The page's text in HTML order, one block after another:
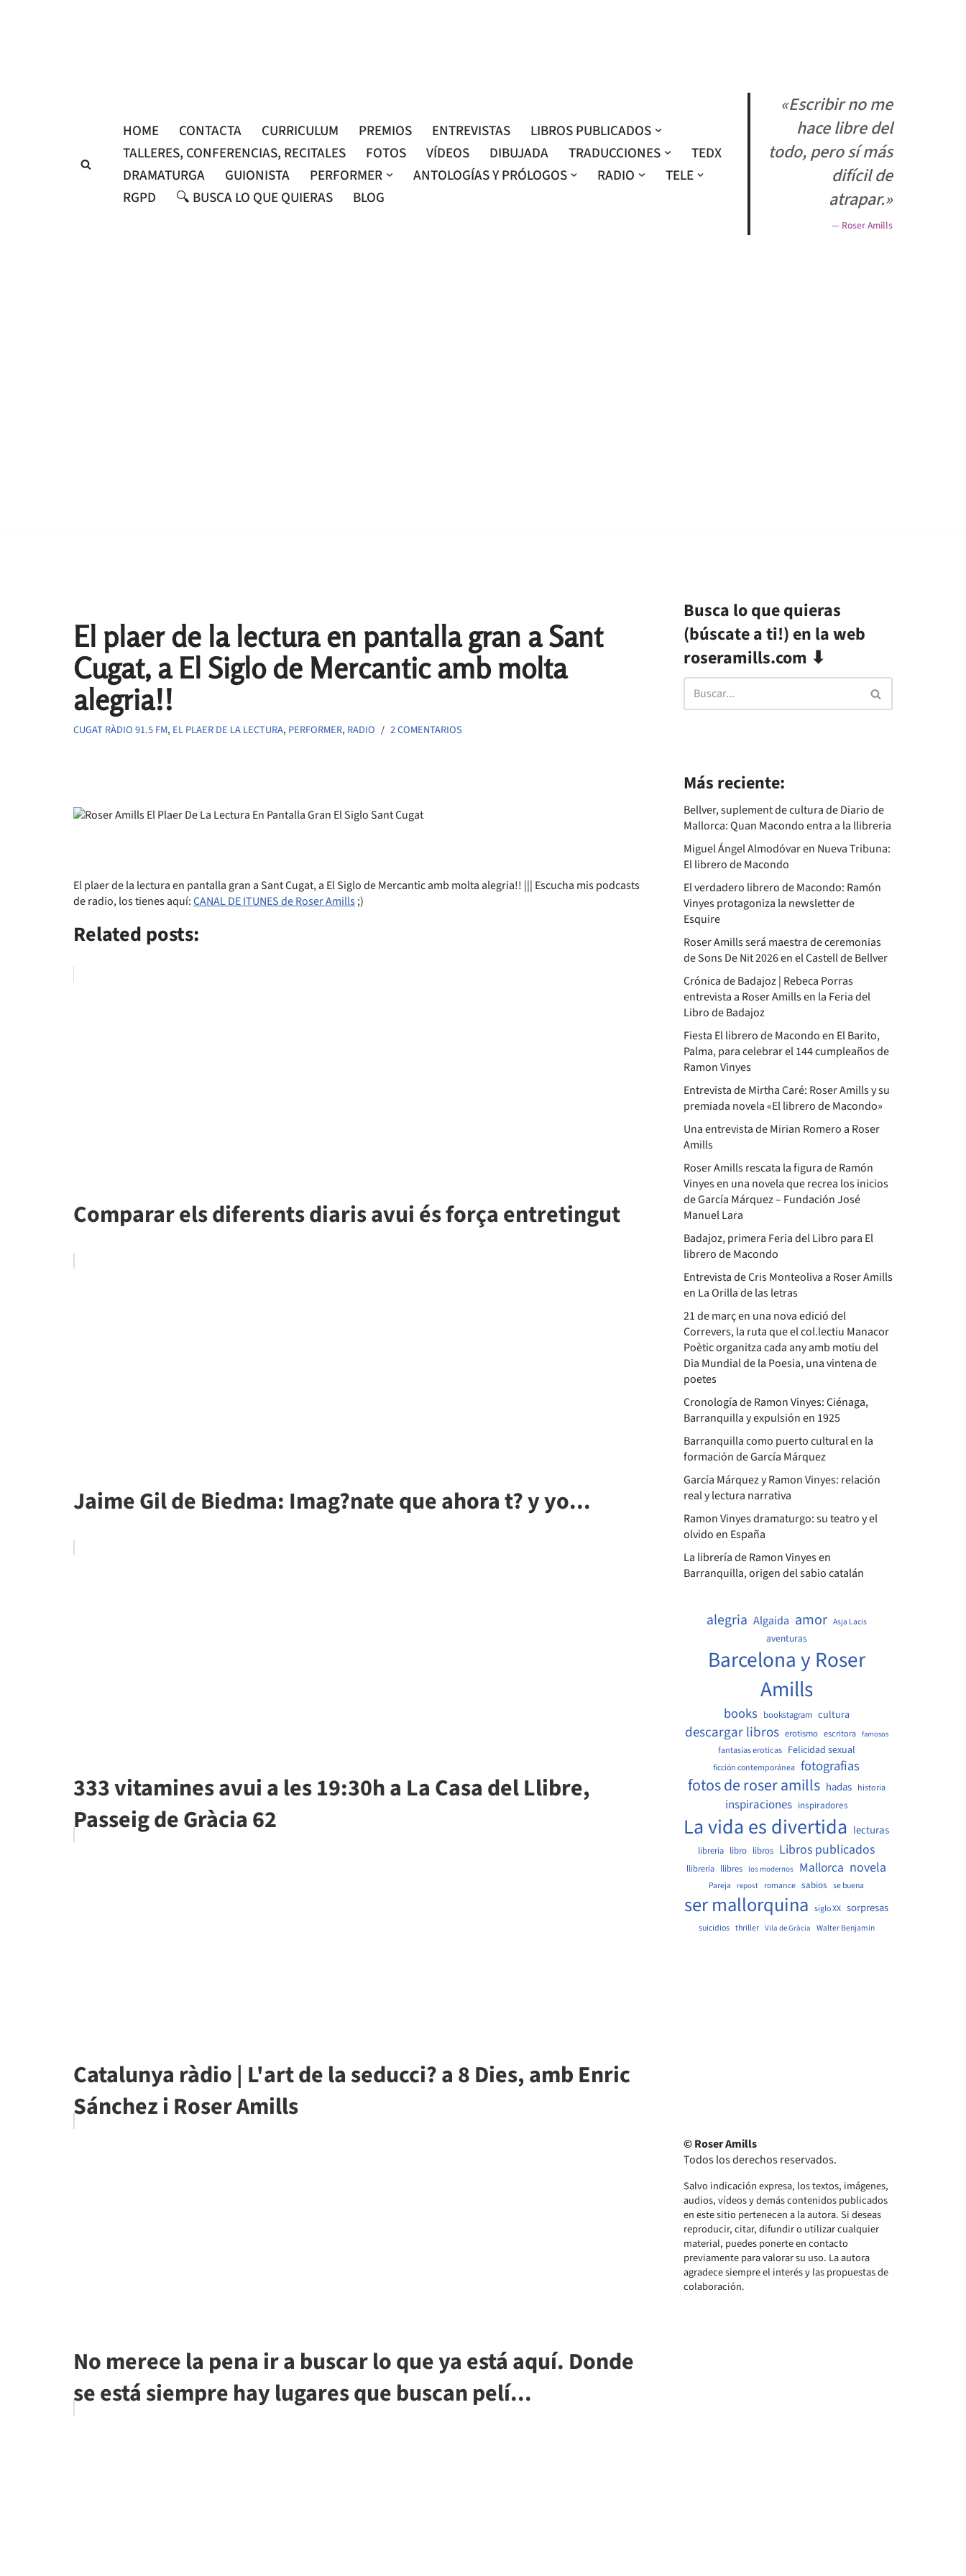
HOME CONTACTA CURRICULUM PREMIOS ENTREVISTAS
LIBROS PUBLICADOS
TALLERES, CONFERENCIAS, RECITALES
FOTOS VÍDEOS DIBUJADA TRADUCCIONES
TEDX
DRAMATURGA
GUIONISTA PERFORMER ANTOLOGÍAS Y PRÓLOGOS RADIO
TELE
RGPD
🔍 BUSCA LO QUE QUIERAS BLOG
«Escribir no me
hace libre del
todo, pero sí más
difícil de
atrapar.»
— Roser Amills
El plaer de la lectura en pantalla gran a Sant
Cugat, a El Siglo de Mercantic amb molta
alegria!!
CUGAT RÀDIO 91.5 FM, EL PLAER DE LA LECTURA, PERFORMER, RADIO 2 COMENTARIOS
El plaer de la lectura en pantalla gran a Sant Cugat, a El Siglo de Mercantic amb molta alegria!! ||| Escucha mis podcasts
de radio, los tienes aquí:CANAL DE ITUNES de Roser Amills;)
Related posts:
Comparar els diferents diaris avui és força entretingut
Jaime Gil de Biedma: Imag?nate que ahora t? y yo...
333 vitamines avui a les 19:30h a La Casa del Llibre,
Passeig de Gràcia 62
Catalunya ràdio | L'art de la seducci? a 8 Dies, amb Enric
Sánchez i Roser Amills
No merece la pena ir a buscar lo que ya está aquí. Donde
se está siempre hay lugares que buscan pelí...
Busca lo que quieras
(búscate a ti!) en la web
roseramills.com ⬇
Más reciente:
Bellver, suplement de cultura de Diario de
Mallorca: Quan Macondo entra a la llibreria
Miguel Ángel Almodóvar en Nueva Tribuna:
El librero de Macondo
El verdadero librero de Macondo: Ramón
Vinyes protagoniza la newsletter de
Esquire
Roser Amills será maestra de ceremonias
de Sons De Nit 2026 en el Castell de Bellver
Crónica de Badajoz | Rebeca Porras
entrevista a Roser Amills en la Feria del
Libro de Badajoz
Fiesta El librero de Macondo en El Barito,
Palma, para celebrar el 144 cumpleaños de
Ramon Vinyes
Entrevista de Mirtha Caré: Roser Amills y su
premiada novela «El librero de Macondo»
Una entrevista de Mirian Romero a Roser
Amills
Roser Amills rescata la figura de Ramón
Vinyes en una novela que recrea los inicios
de García Márquez – Fundación José
Manuel Lara
Badajoz, primera Feria del Libro para El
librero de Macondo
Entrevista de Cris Monteoliva a Roser Amills
en La Orilla de las letras
21 de març en una nova edició del
Correvers, la ruta que el col.lectiu Manacor
Poètic organitza cada any amb motiu del
Dia Mundial de la Poesia, una vintena de
poetes
Cronología de Ramon Vinyes: Ciénaga,
Barranquilla y expulsión en 1925
Barranquilla como puerto cultural en la
formación de García Márquez
García Márquez y Ramon Vinyes: relación
real y lectura narrativa
Ramon Vinyes dramaturgo: su teatro y el
olvido en España
La librería de Ramon Vinyes en
Barranquilla, origen del sabio catalán
alegria Algaida amor Asja Lacis
aventuras
Barcelona y Roser
Amills
books bookstagram cultura
descargar libros erotismo escritora famosos
fantasias eroticas Felicidad sexual
ficción contemporánea fotografias
fotos de roser amills hadas historia
inspiraciones inspiradores
La vida es divertida lecturas
libreria libro libros Libros publicados
llibreria llibres los modernos Mallorca novela
Pareja repost romance sabios se buena
ser mallorquina siglo XX sorpresas
suicidios thriller Vila de Gràcia Walter Benjamin
© Roser Amills
Todos los derechos reservados.
Salvo indicación expresa, los textos, imágenes,
audios, vídeos y demás contenidos publicados
en este sitio pertenecen a la autora. Si deseas
reproducir, citar, difundir o utilizar cualquier
material, puedes ponerte en contacto
previamente para valorar su uso. La autora
agradece siempre el interés y las propuestas de
colaboración.